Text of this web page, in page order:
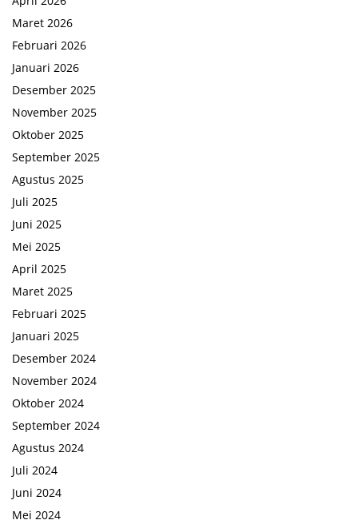
Maret 2026
Februari 2026
Januari 2026
Desember 2025
November 2025
Oktober 2025
September 2025
Agustus 2025
Juli 2025
Juni 2025
Mei 2025
April 2025
Maret 2025
Februari 2025
Januari 2025
Desember 2024
November 2024
Oktober 2024
September 2024
Agustus 2024
Juli 2024
Juni 2024
Mei 2024